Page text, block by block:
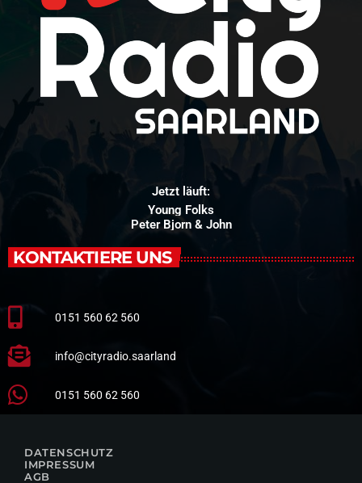
Jetzt läuft:
Young Folks
Peter Bjorn & John
KONTAKTIERE UNS
0151 560 62 560
info@cityradio.saarland
0151 560 62 560
DATENSCHUTZ
IMPRESSUM
AGB